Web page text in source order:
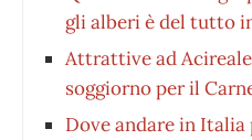
gli alberi è del tutto
Attrattive ad
soggiorno per il
Dove andare in Italia